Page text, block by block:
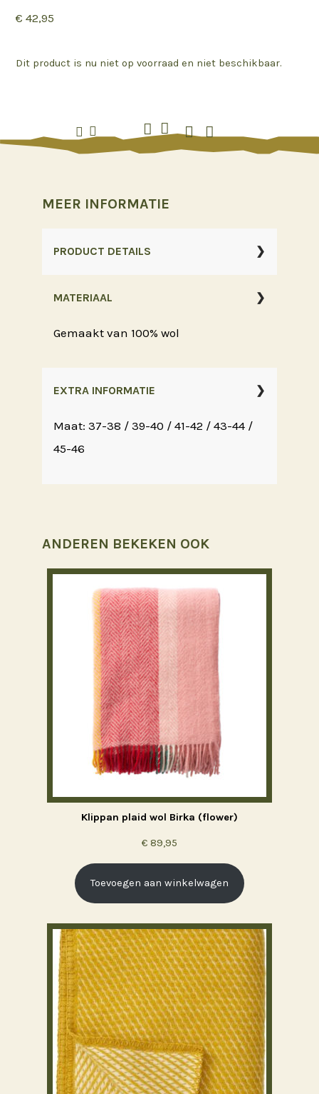
€ 42,95
Dit product is nu niet op voorraad en niet beschikbaar.


 
 
MEER INFORMATIE
PRODUCT DETAILS
MATERIAAL
Gemaakt van 100% wol
EXTRA INFORMATIE
Maat: 37-38 / 39-40 / 41-42 / 43-44 /
45-46
ANDEREN BEKEKEN OOK
Klippan plaid wol Birka (flower)
€89,95
Toevoegen aan winkelwagen